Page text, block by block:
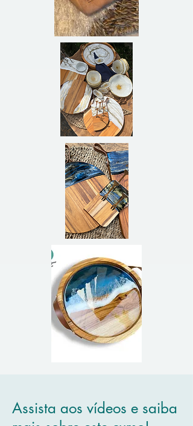
Assista aos vídeos e saiba